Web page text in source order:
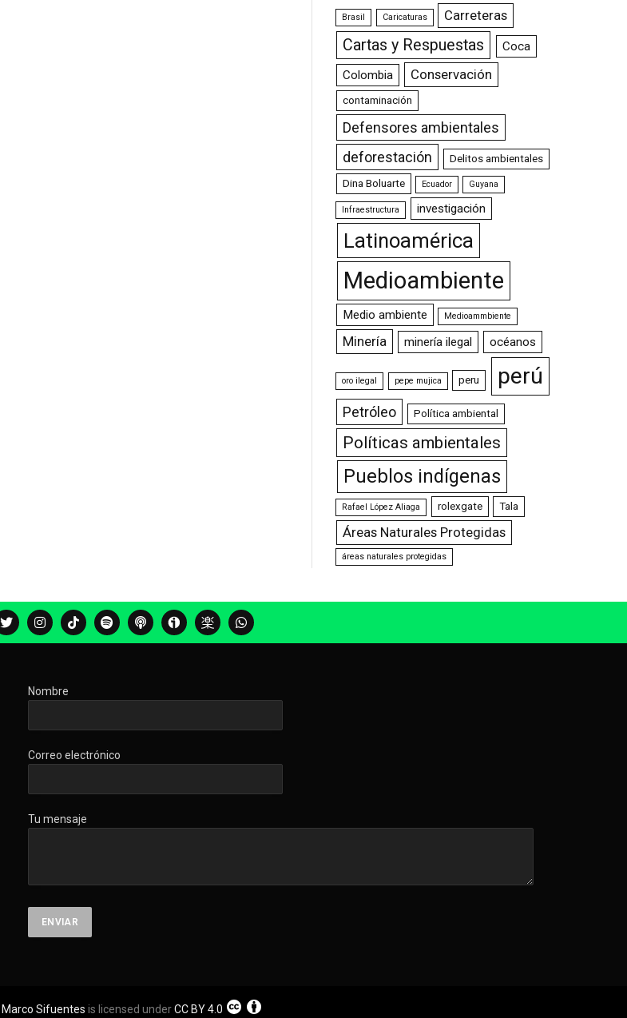
Brasil Caricaturas Carreteras
Cartas y Respuestas
Coca
Colombia
Conservación
contaminación
Defensores ambientales
deforestación
Delitos ambientales
Dina Boluarte Ecuador Guyana
Infraestructura investigación
Latinoamérica
Medioambiente
Medio ambiente Medioammbiente
Minería minería ilegal océanos
oro ilegal pepe mujica peru perú
Petróleo Política ambiental
Políticas ambientales
Pueblos indígenas
Rafael López Aliaga rolexgate Tala
Áreas Naturales Protegidas
áreas naturales protegidas
Nombre
Correo electrónico
Tu mensaje
Marco Sifuentes is licensed underCC BY 4.0